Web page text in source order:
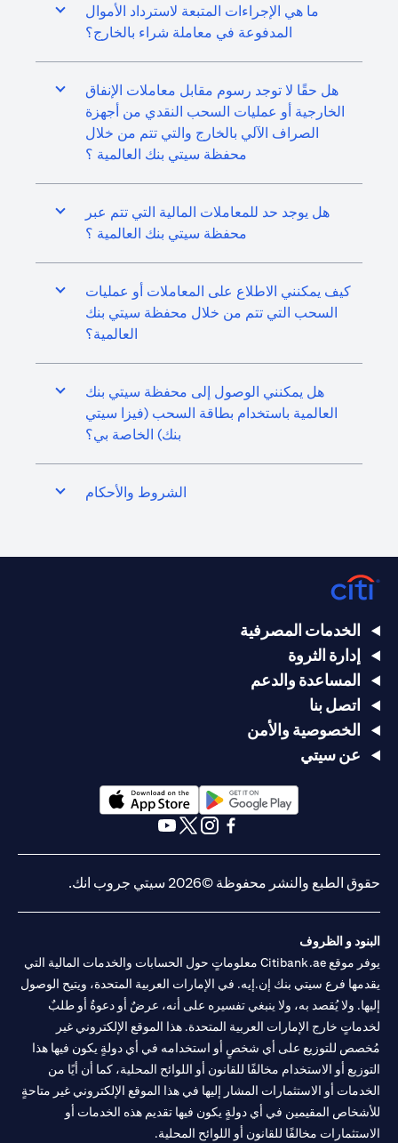
ما هي الإجراءات المتبعة لاسترداد الأموال
المدفوعة في معاملة شراء بالخارج؟
هل حقًا لا توجد رسوم مقابل معاملات الإنفاق
الخارجية أو عمليات السحب النقدي من أجهزة
الصراف الآلي بالخارج والتي تتم من خلال
محفظة سيتي بنك العالمية ؟
هل يوجد حد للمعاملات المالية التي تتم عبر
محفظة سيتي بنك العالمية ؟
كيف يمكنني الاطلاع على المعاملات أو عمليات
السحب التي تتم من خلال محفظة سيتي بنك
العالمية؟
هل يمكنني الوصول إلى محفظة سيتي بنك
العالمية باستخدام بطاقة السحب (فيزا سيتي
بنك) الخاصة بي؟
الشروط والأحكام
الخدمات المصرفية
إدارة الثروة
المساعدة والدعم
اتصل بنا
الخصوصية والأمن
عن سيتي
(opens in a new tab)
حقوق الطبع والنشر محفوظة ©2026 سيتي جروب انك.
البنود و الظروف
يوفر موقع Citibank.ae معلوماتٍ حول الحسابات والخدمات المالية التي
يقدمها فرع سيتي بنك إن.إيه. في الإمارات العربية المتحدة، ويتيح الوصول
إليها. ولا يُقصد به، ولا ينبغي تفسيره على أنه، عرضٌ أو دعوةٌ أو طلبٌ
لخدماتٍ خارج الإمارات العربية المتحدة. هذا الموقع الإلكتروني غير
مُخصص للتوزيع على أي شخصٍ أو استخدامه في أي دولةٍ يكون فيها هذا
التوزيع أو الاستخدام مخالفًا للقانون أو اللوائح المحلية، كما أن أيًا من
الخدمات أو الاستثمارات المشار إليها في هذا الموقع الإلكتروني غير متاحةٍ
للأشخاص المقيمين في أي دولةٍ يكون فيها تقديم هذه الخدمات أو
الاستثمارات مخالفًا للقانون أو اللوائح المحلية.